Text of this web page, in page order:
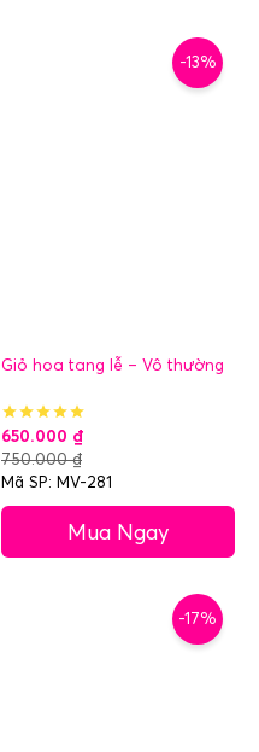
-13%
Giỏ hoa tang lễ – Vô thường
650.000 ₫
750.000₫
Mã SP: MV-281
Mua Ngay
-17%